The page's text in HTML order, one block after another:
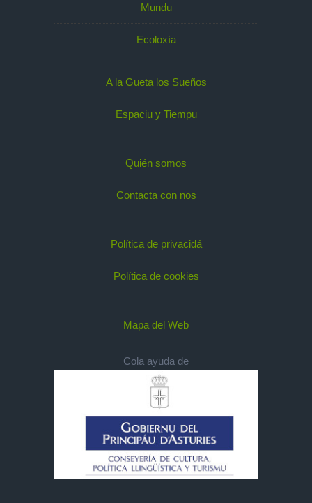
Mundu
Ecoloxía
A la Gueta los Sueños
Espaciu y Tiempu
Quién somos
Contacta con nos
Política de privacidá
Política de cookies
Mapa del Web
Cola ayuda de